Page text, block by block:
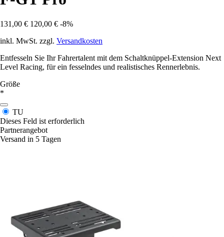
131,00 € 120,00 € -8%
inkl. MwSt. zzgl. Versandkosten
Entfesseln Sie Ihr Fahrertalent mit dem Schaltknüppel-Extension Next
Level Racing, für ein fesselndes und realistisches Rennerlebnis.
Größe
*
TU
Dieses Feld ist erforderlich
Partnerangebot
Versand in 5 Tagen